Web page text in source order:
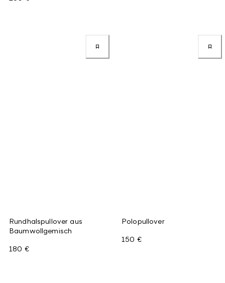
Rundhalspullover aus
Baumwollgemisch
180 €
Polopullover
150 €